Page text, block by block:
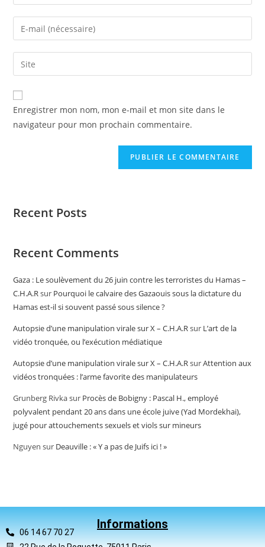
Enregistrer mon nom, mon e-mail et mon site dans le
navigateur pour mon prochain commentaire.
Recent Posts
Recent Comments
Gaza : Le soulèvement du 26 juin contre les terroristes du Hamas –
C.H.A.Rsur Pourquoi le calvaire des Gazaouis sous la dictature du
Hamas est-il si souvent passé sous silence ?
Autopsie d’une manipulation virale sur X – C.H.A.Rsur L’art de la
vidéo tronquée, ou l’exécution médiatique
Autopsie d’une manipulation virale sur X – C.H.A.RsurAttention aux
vidéos tronquées : l’arme favorite des manipulateurs
Grunberg Rivkasur Procès de Bobigny : Pascal H., employé
polyvalent pendant 20 ans dans une école juive (Yad Mordekhai),
jugé pour attouchements sexuels et viols sur mineurs
Nguyen sur Deauville : « Y a pas de Juifs ici ! »
Informations
06 14 67 70 27